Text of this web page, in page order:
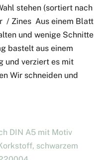
stehen (sortiert nach
/ Zines Aus einem Blatt
und wenige Schnitte
bastelt aus einem
und verziert es mit
Wir schneiden und